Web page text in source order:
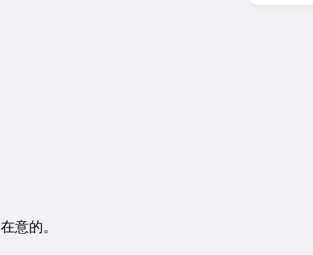
意的。